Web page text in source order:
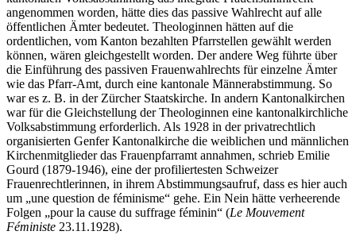
angenommen worden, hätte dies das passive Wahlrecht auf alle
öffentlichen Ämter bedeutet. Theologinnen hätten auf die
ordentlichen, vom Kanton bezahlten Pfarrstellen gewählt werden
können, wären gleichgestellt worden. Der andere Weg führte über
die Einführung des passiven Frauenwahlrechts für einzelne Ämter
wie das Pfarr-Amt, durch eine kantonale Männerabstimmung. So
war es z. B. in der Zürcher Staatskirche. In andern Kantonalkirchen
war für die Gleichstellung der Theologinnen eine kantonalkirchliche
Volksabstimmung erforderlich. Als 1928 in der privatrechtlich
organisierten Genfer Kantonalkirche die weiblichen und männlichen
Kirchenmitglieder das Frauenpfarramt annahmen, schrieb Emilie
Gourd (1879-1946), eine der profiliertesten Schweizer
Frauenrechtlerinnen, in ihrem Abstimmungsaufruf, dass es hier auch
um „une question de féminisme“ gehe. Ein Nein hätte verheerende
Folgen „pour la cause du suffrage féminin“ (Le Mouvement
Féministe 23.11.1928).